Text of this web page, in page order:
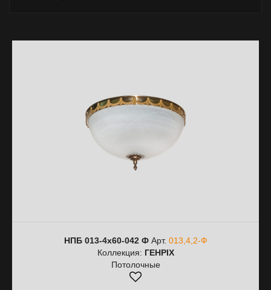
НПБ 013-4х60-042 ФАрт. 013,4,2-Ф
Коллекция: ГЕНРІХ
Потолочные